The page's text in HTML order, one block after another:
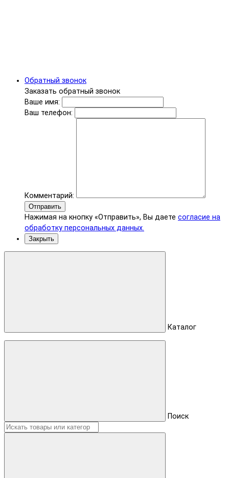
Обратный звонок
Заказать обратный звонок
Ваше имя:
Ваш телефон:
Комментарий:
Отправить
Нажимая на кнопку «Отправить», Вы даете согласие на
обработку персональных данных.
Закрыть
Каталог
Поиск